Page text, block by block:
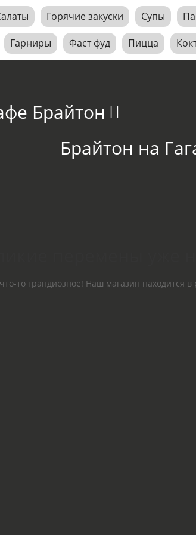
Горячие закуски Супы
Гарниры Фаст фуд Пицца
Брайтон
Брайтон на
то грандиозное! Наш магазин находится в